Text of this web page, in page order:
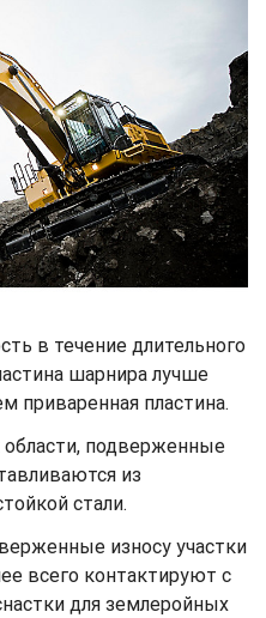
в течение длительного
шарнира лучше
приваренная пластина.
подверженные
из
стали.
износу участки
всего контактируют с
для землеройных